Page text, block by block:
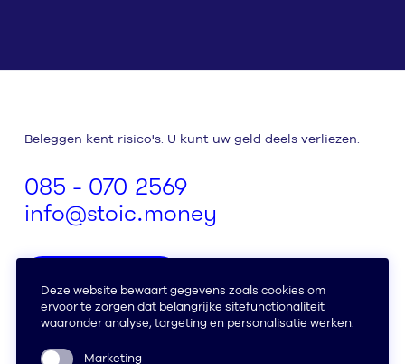
Beleggen kent risico's. U kunt uw geld deels verliezen.
085 - 070 2569
info@stoic.money